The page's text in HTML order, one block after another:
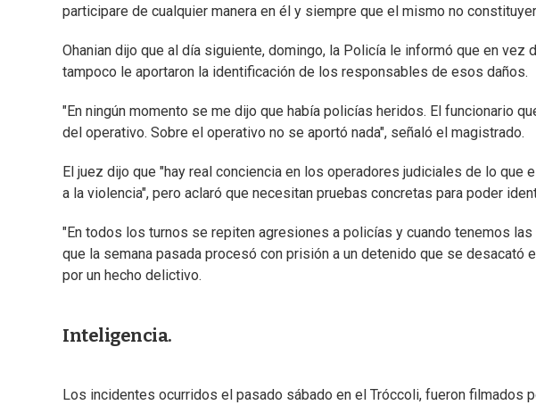
participare de cualquier manera en él y siempre que el mismo no
Ohanian dijo que al día siguiente, domingo, la Policía le informó que en
tampoco le aportaron la identificación de los responsables de esos daños.
"En ningún momento se me dijo que había policías heridos. El funcionario
del operativo. Sobre el operativo no se aportó nada", señaló el magistrado.
El juez dijo que "hay real conciencia en los operadores judiciales de lo
a la violencia", pero aclaró que necesitan pruebas concretas para poder
"En todos los turnos se repiten agresiones a policías y cuando tenemos
que la semana pasada procesó con prisión a un detenido que se desacató
por un hecho delictivo.
Inteligencia.
Los incidentes ocurridos el pasado sábado en el Tróccoli, fueron filmados